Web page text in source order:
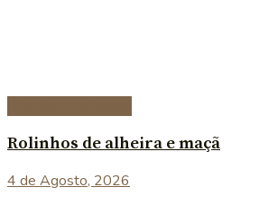
Rolinhos de alheira e maçã
4 de Agosto, 2026